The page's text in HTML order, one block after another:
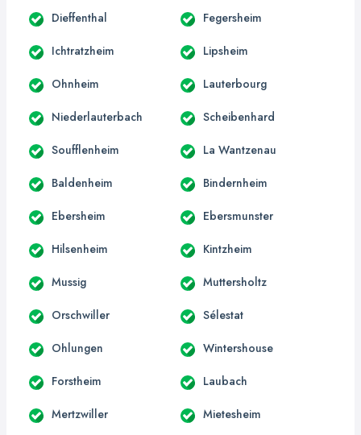
Dieffenthal Fegersheim
Ichtratzheim Lipsheim
Ohnheim Lauterbourg
Niederlauterbach Scheibenhard
Soufflenheim La Wantzenau
Baldenheim Bindernheim
Ebersheim Ebersmunster
Hilsenheim Kintzheim
Mussig Muttersholtz
Orschwiller Sélestat
Ohlungen Wintershouse
Forstheim Laubach
Mertzwiller Mietesheim